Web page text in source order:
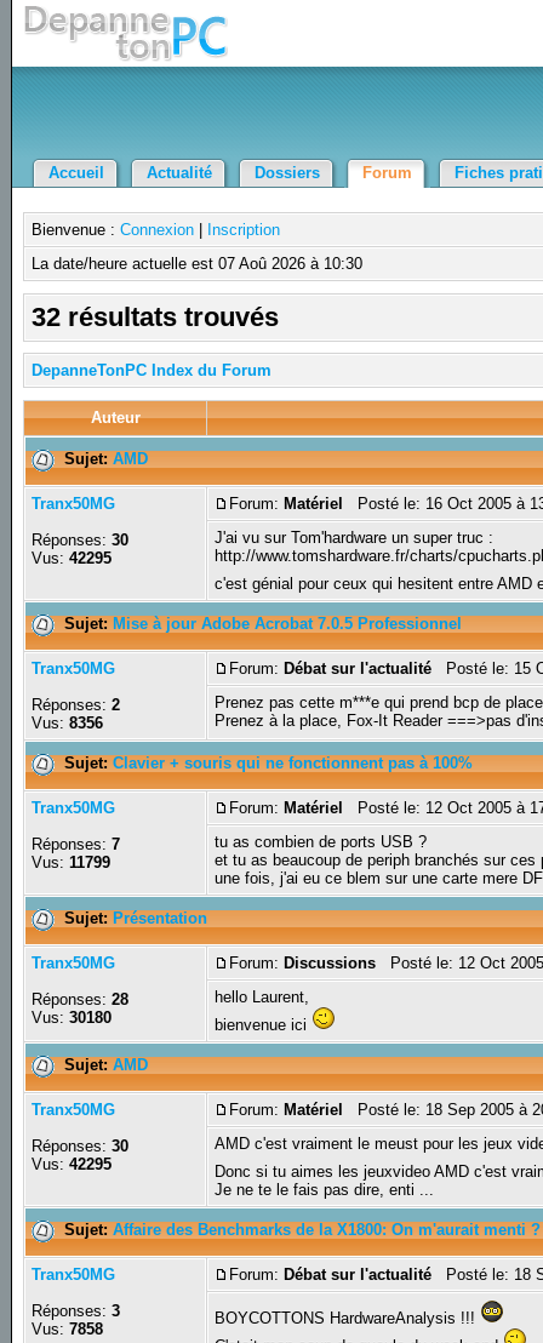
Accueil Actualité Dossiers Forum Fiches
Bienvenue :Connexion
Inscription
La date/heure actuelle est 07 Aoû 2026 à 10:30
32 résultats trouvés
DepanneTonPC Index du Forum
Auteur
Sujet:AMD
Tranx50MG
Réponses:30
Vus:42295
Forum: Matériel
Posté le: 16 Oct 2005 à
J'ai vu sur Tom'hardware un super truc :
http://www.tomshardware.fr/charts/
c'est génial pour ceux qui hesitent entre
Sujet: Mise à jour Adobe Acrobat 7.0.5 Professionnel
Tranx50MG
Réponses:2
Vus:8356
Forum: Débat sur l'actualité Posté le: 15
Prenez pas cette m***e qui prend bcp de
Prenez à la place, Fox-It Reader ===>pas
Sujet:Clavier + souris qui ne fonctionnent pas à 100%
Tranx50MG
Réponses:7
Vus:11799
Forum: Matériel
Posté le: 12 Oct 2005 à
tu as combien de ports USB ?
et tu as beaucoup de periph branchés sur ces
une fois, j'ai eu ce blem sur une carte mere
Sujet: Présentation
Tranx50MG
Réponses:28
Vus:30180
Forum: Discussions Posté le: 12 Oct
hello Laurent,
bienvenue ici
Sujet:AMD
Tranx50MG
Réponses:30
Vus:42295
Forum: Matériel
Posté le: 18 Sep 2005 à
AMD c'est vraiment le meust pour les jeux
Donc si tu aimes les jeuxvideo AMD c'est
Je ne te le fais pas dire, enti ...
Sujet:Affaire des Benchmarks de la X1800: On m'aurait menti ?
Tranx50MG
Réponses:3
Vus:7858
Forum: Débat sur l'actualité Posté le: 18
BOYCOTTONS HardwareAnalysis !!!